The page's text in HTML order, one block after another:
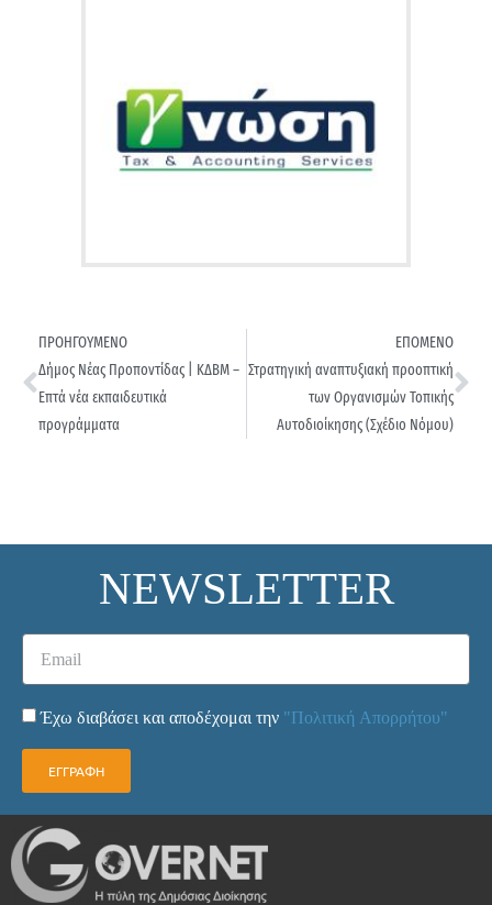
ΠΡΟΗΓΟΥΜΕΝΟ
Δήμος Νέας Προποντίδας | ΚΔΒΜ –
Επτά νέα εκπαιδευτικά
προγράμματα
ΕΠΟΜΕΝΟ
Στρατηγική αναπτυξιακή προοπτική
των Οργανισμών Τοπικής
Αυτοδιοίκησης (Σχέδιο Νόμου)
NEWSLETTER
Έχω διαβάσει και αποδέχομαι την "Πολιτική Απορρήτου"
ΕΓΓΡΑΦΗ